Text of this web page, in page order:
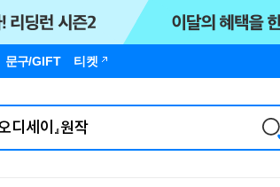
문구/GIFT 티켓